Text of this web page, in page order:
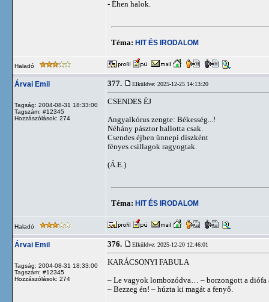
- Éhen halok.
Téma: HIT ÉS IRODALOM
Haladó
Árvai Emil
Tagság: 2004-08-31 18:33:00
Tagszám: #12345
Hozzászólások: 274
377. Elküldve: 2025-12-25 14:13:20
CSENDES ÉJ
Angyalkórus zengte: Békesség...!
Néhány pásztor hallotta csak.
Csendes éjben ünnepi díszként
fényes csillagok ragyogtak.
(Á.E.)
Téma: HIT ÉS IRODALOM
Haladó
Árvai Emil
Tagság: 2004-08-31 18:33:00
Tagszám: #12345
Hozzászólások: 274
376. Elküldve: 2025-12-20 12:46:01
KARÁCSONYI FABULA
– Le vagyok lombozódva… – borzongott a diófa
– Bezzeg én! – húzta ki magát a fenyő.